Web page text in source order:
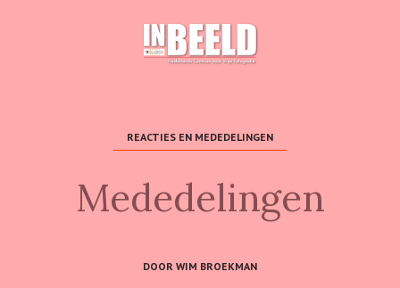
REACTIES EN MEDEDELINGEN
Mededelingen
DOOR WIM BROEKMAN